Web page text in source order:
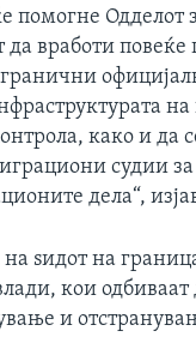
помогне Одделот
да вработи
како и да
судии
дела“,
ѕидот на
кои одбиваат
и